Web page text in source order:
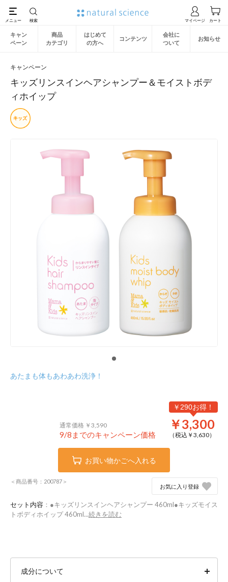
キャン
ペーン
商品
カテゴリ
はじめて
の方へ
コンテンツ
会社に
ついて
お知らせ
キャンペーン
キッズリンスインヘアシャンプー＆モイストボデ
ィホイップ
あたまも体もあわあわ洗浄！
通常価格 ￥3,590
9/8までのキャンペーン価格
￥290お得！
￥3,300
（税込￥ 3,630）
お買い物かごへ入れる
＜商品番号：200787＞
お気に入り登録
セット内容 ：●キッズリンスインヘアシャンプー 460ml●キッズモイス
トボディホイップ 460ml...続きを読む
成分について